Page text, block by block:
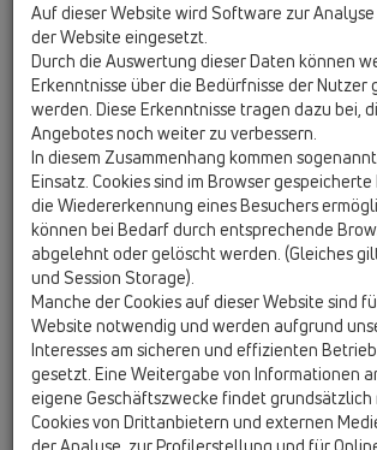
an, es sei denn, wir hätten
ihrer Geltung zugestimmt. Unsere
Geschäftsbedingungen gelten
wir in Kenntnis
unseren Geschäftsbedingungen
Bedingungen des Bestellers die
Leistung an den Besteller
ausführen.
Alle Vereinbarungen, die
Besteller zwecks Ausführung
getroffen werden, sind in
schriftlich niederzulegen.
Unsere Geschäftsbedingungen
künftige Geschäfte mit dem
Technische und optische
seitens des Herstellers,
Auf dieser Website wird Software zur
der Website eingesetzt.
Durch die Auswertung dieser Daten können
Erkenntnisse über die Bedürfnisse der Nutzer
werden. Diese Erkenntnisse tragen dazu bei,
Angebotes noch weiter zu verbessern.
In diesem Zusammenhang kommen
Einsatz. Cookies sind im Browser
die Wiedererkennung eines Besuchers
können bei Bedarf durch entsprechende
abgelehnt oder gelöscht werden. (Gleiches
und Session Storage).
Manche der Cookies auf dieser Website sind
Website notwendig und werden aufgrund
Interesses am sicheren und effizienten
gesetzt. Eine Weitergabe von Informationen
eigene Geschäftszwecke findet grundsätzlich
Cookies von Drittanbietern und externen